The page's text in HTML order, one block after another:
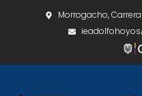
Morrogacho,